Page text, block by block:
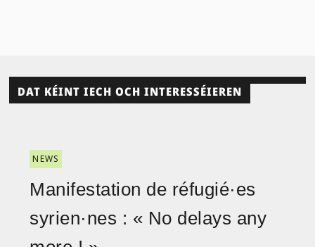
DAT KÉINT IECH OCH INTERESSÉIEREN
NEWS
Manifestation de réfugié·es
syrien·nes : « No delays any